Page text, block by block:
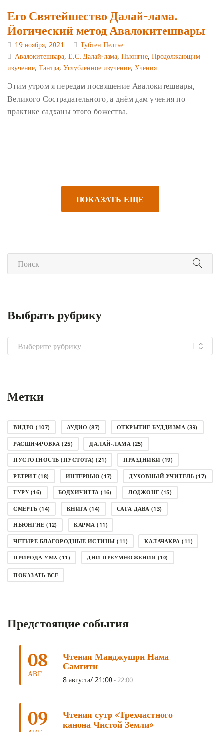
Его Святейшество Далай-лама.
Йогический метод Авалокитешвары
19 ноября, 2021
Тубтен Пелгье
Авалокитешвара, Е.С. Далай-лама, Ньюнгне, Продолжающим
изучение, Тантра, Углубленное изучение, Учения
Этим утром я передам посвящение Авалокитешвары,
Великого Сострадательного, а днём дам учения по
практике садханы этого божества.
ПОКАЗАТЬ ЕЩЕ
Выбрать рубрику
Выбрать
рубрику
Метки
ВИДЕО (107) АУДИО (87) ОТКРЫТИЕ БУДДИЗМА (39)
РАСШИФРОВКА (25) ДАЛАЙ-ЛАМА (25)
ПУСТОТНОСТЬ (ПУСТОТА) (21) ПРАЗДНИКИ (19)
РЕТРИТ(18) ИНТЕРВЬЮ (17) ДУХОВНЫЙ УЧИТЕЛЬ (17)
ГУРУ (16) БОДХИЧИТТА (16) ЛОДЖОНГ (15)
СМЕРТЬ (14) КНИГА (14) САГА ДАВА (13)
НЬЮНГНЕ (12) КАРМА (11)
ЧЕТЫРЕ БЛАГОРОДНЫЕ ИСТИНЫ (11) КАЛАЧАКРА (11)
ПРИРОДА УМА (11) ДНИ ПРЕУМНОЖЕНИЯ (10)
СОВЕТ(10)
АНАЛИТИЧЕСКАЯ МЕДИТАЦИЯ(7)
ТРИ ОСНОВЫ ПУТИ(5) ЛХАБАБ ДУЧЕН (5)
ОЧИСТИТЕЛЬНЫЕ ПРАКТИКИ
УМ И ЕГО ПОТЕНЦИАЛ
ОТРЕЧЕНИЕ
ПОДНОШЕНИЯ (4) ВОСЕМЬ СТРОФ(4)
ПОКАЗАТЬ ВСЕ
Предстоящие события
08
АВГ
Чтения Манджушри Нама
Самгити
8 августа/ 21:00-22:00
09
Чтения сутр «Трехчастного
канона Чистой Земли»